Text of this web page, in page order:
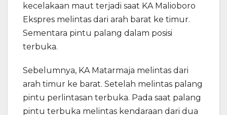
kecelakaan maut terjadi saat KA Malioboro
Ekspres melintas dari arah barat ke timur.
Sementara pintu palang dalam posisi
terbuka.
Sebelumnya, KA Matarmaja melintas dari
arah timur ke barat. Setelah melintas palang
pintu perlintasan terbuka. Pada saat palang
pintu terbuka melintas kendaraan dari dua